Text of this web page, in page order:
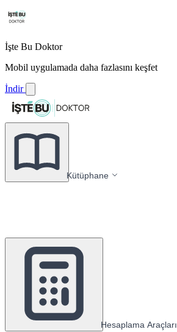
İşte Bu Doktor
Mobil uygulamada daha fazlasını keşfet
İndir
Kütüphane
Hesaplama Araçları